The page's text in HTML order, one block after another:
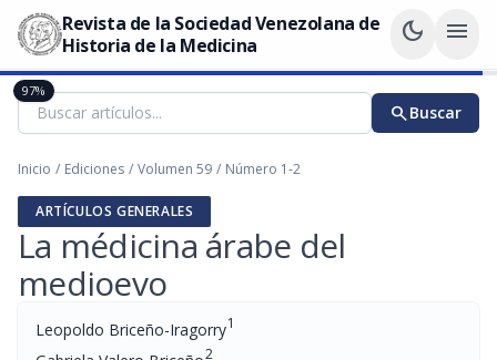
Revista de la Sociedad Venezolana de
Historia de la Medicina
dark_mode menu
searchBuscar
Inicio / Ediciones / Volumen 59 / Número 1-2
ARTÍCULOS GENERALES
La médicina árabe del
medioevo
Leopoldo Briceño-Iragorry1
2
97%